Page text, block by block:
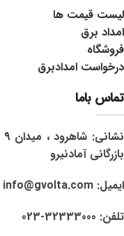
لیست قیمت ها
امداد برق
فروشگاه
درخواست امدادبرق
تماس باما
بازرگانی آمادنیرو
ایمیل: info@gvolta.com
تلفن: 32333000-023